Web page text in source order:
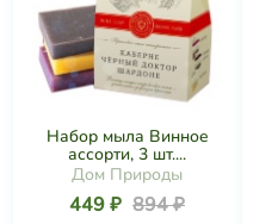
Набор мыла Винное
ассорти, 3 шт....
Дом Природы
449 ₽ 894 ₽